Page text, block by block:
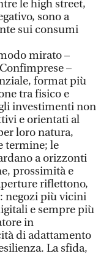
le high street,
sono a
sui consumi
mirato –
–
format più
tra fisico e
investimenti non
e orientati al
loro natura,
termine; le
a orizzonti
prossimità e
riflettono,
negozi più vicini
e sempre più
in
di adattamento
La sfida,